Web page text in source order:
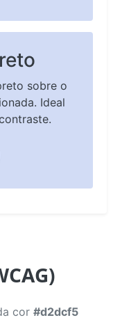
sobre o
Ideal
cor #d2dcf5